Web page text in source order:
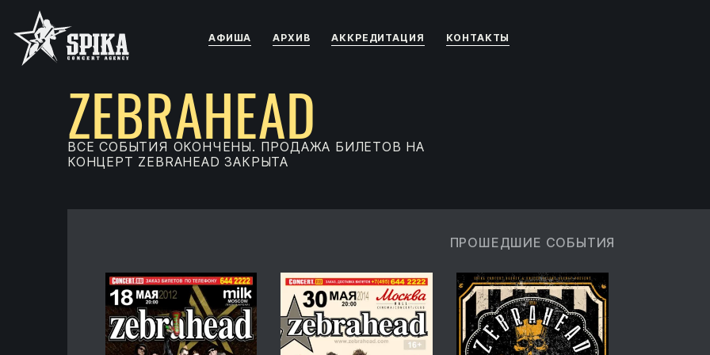
АФИША АРХИВ АККРЕДИТАЦИЯ КОНТАКТЫ
ZEBRAHEAD
ВСЕ СОБЫТИЯ ОКОНЧЕНЫ. ПРОДАЖА БИЛЕТОВ НА
КОНЦЕРТ ZEBRAHEAD ЗАКРЫТА
ПРОШЕДШИЕ СОБЫТИЯ